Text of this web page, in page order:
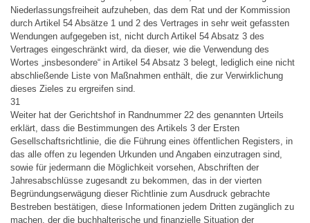
Niederlassungsfreiheit aufzuheben, das dem Rat und der Kommission
durch Artikel 54 Absätze 1 und 2 des Vertrages in sehr weit gefassten
Wendungen aufgegeben ist, nicht durch Artikel 54 Absatz 3 des
Vertrages eingeschränkt wird, da dieser, wie die Verwendung des
Wortes „insbesondere“ in Artikel 54 Absatz 3 belegt, lediglich eine nicht
abschließende Liste von Maßnahmen enthält, die zur Verwirklichung
dieses Zieles zu ergreifen sind.
31
Weiter hat der Gerichtshof in Randnummer 22 des genannten Urteils
erklärt, dass die Bestimmungen des Artikels 3 der Ersten
Gesellschaftsrichtlinie, die die Führung eines öffentlichen Registers, in
das alle offen zu legenden Urkunden und Angaben einzutragen sind,
sowie für jedermann die Möglichkeit vorsehen, Abschriften der
Jahresabschlüsse zugesandt zu bekommen, das in der vierten
Begründungserwägung dieser Richtlinie zum Ausdruck gebrachte
Bestreben bestätigen, diese Informationen jedem Dritten zugänglich zu
machen, der die buchhalterische und finanzielle Situation der